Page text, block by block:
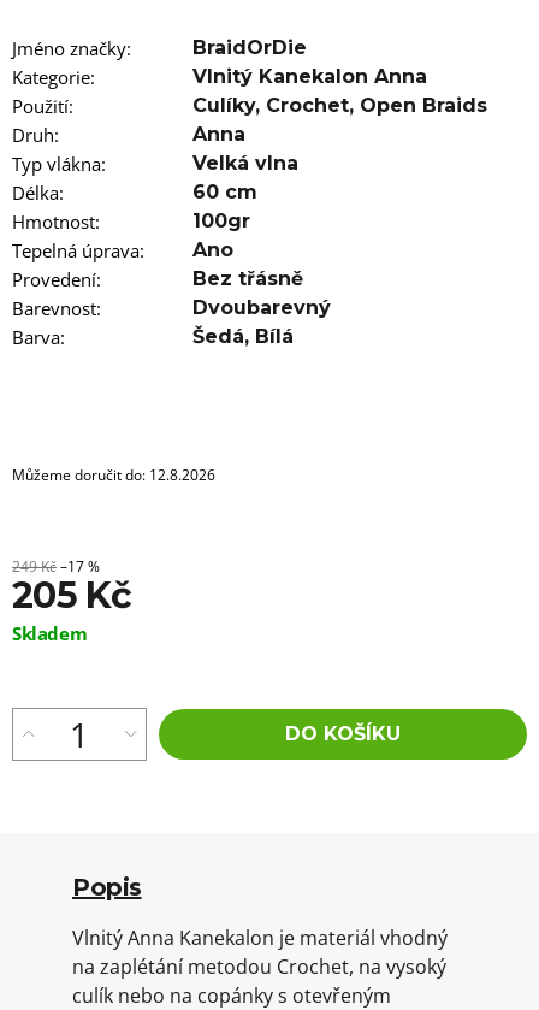
Jméno značky: BraidOrDie
Kategorie: Vlnitý Kanekalon Anna
Použití: Culíky, Crochet, Open Braids
Druh: Anna
Typ vlákna: Velká vlna
Délka: 60 cm
Hmotnost: 100gr
Tepelná úprava: Ano
Provedení: Bez třásně
Barevnost: Dvoubarevný
Barva: Šedá, Bílá
Můžeme doručit do: 12.8.2026
249 Kč–17 %
205 Kč
Měrná
Skladem
DO KOŠÍKU
Popis
Vlnitý Anna Kanekalon je materiál vhodný
na zaplétání metodou Crochet, na vysoký
culík nebo na copánky s otevřeným
e
m
e
100%
JUMBO
BRAID
KANEKALON
60
SUPERBRAID
99
Kč
149